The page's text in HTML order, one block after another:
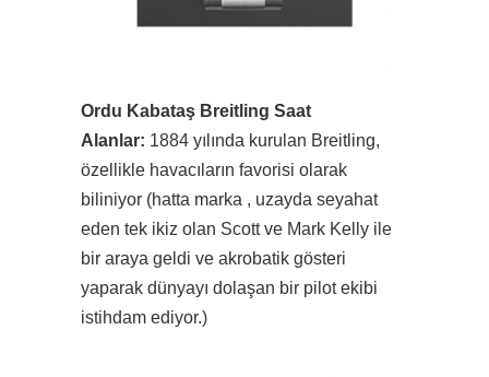
Ordu Kabataş Breitling Saat
Alanlar: 1884 yılında kurulan Breitling,
özellikle havacıların favorisi olarak
biliniyor (hatta marka , uzayda seyahat
eden tek ikiz olan Scott ve Mark Kelly ile
bir araya geldi ve akrobatik gösteri
yaparak dünyayı dolaşan bir pilot ekibi
istihdam ediyor.)